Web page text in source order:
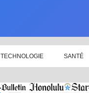
TECHNOLOGIE SANTÉ